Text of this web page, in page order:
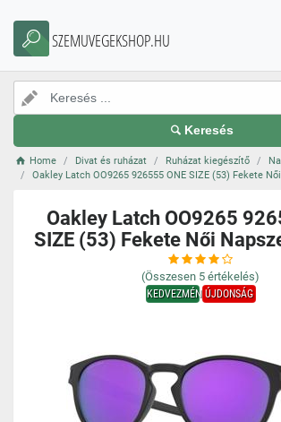
SZEMUVEGEKSHOP.HU
Keresés
Home Divat és ruházat Ruházat kiegészítő
Oakley Latch OO9265 926555 ONE SIZE (53) Fekete
Oakley Latch OO9265
SIZE (53) Fekete Női
(Összesen 5 értékelés)
KEDVEZMÉNYÚJDONSÁG